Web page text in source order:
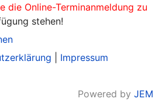
Powered by JEM
die Online-Terminanmeldung zu
stehen!
Impressum